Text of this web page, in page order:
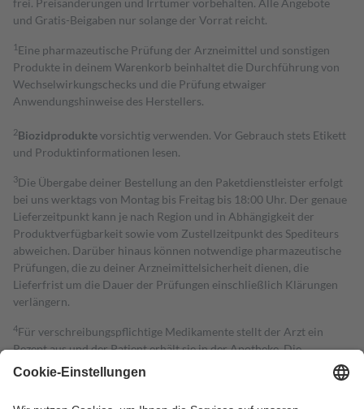
frei. Preisänderungen und Irrtümer vorbehalten. Alle Angebote
und Gratis-Beigaben nur solange der Vorrat reicht.
1 Eine pharmazeutische Prüfung der Arzneimittel und sonstigen
Produkte in deinem Warenkorb beinhaltet die Durchführung von
Wechselwirkungschecks und die Prüfung etwaiger
Anwendungshinweise des Herstellers.
2Biozidproduktevorsichtig verwenden. Vor Gebrauch stets Etikett
und Produktinformationen lesen.
3Die Übergabe deiner Bestellung an den Paketdienstleister erfolgt
bei uns werktags von Montag bis Freitag bis 18:00 Uhr. Der genaue
Lieferzeitpunkt kann je nach Region und in Abhängigkeit der
Produktverfügbarkeit sowie vom Zustellzeitpunkt des Spediteurs
abweichen. Darüber hinaus können notwendige pharmazeutische
Prüfungen, die zu deiner Arzneimittelsicherheit dienen, die
Lieferfrist um die Dauer der Prüfungen einschließlich Klärungen
verlängern.
4Für verschreibungspflichtige Medikamente stellt der Arzt ein
Rezept aus und der Patient erhält sie in der Apotheke. Die
gesetzliche Krankenversicherung übernimmt in der Regel die
Kosten dafür, der Versicherte trägt einen Teil davon als Zuzahlung